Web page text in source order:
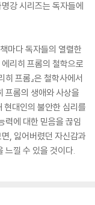
강 시리즈는 독자들에
마다 독자들의 열렬한
리히 프롬의 철학으로
히 프롬』은 철학사에서
프롬의 생애와 사상을
현대인의 불안한 심리를
력에 대한 믿음을 끊임
, 잃어버렸던 자신감과
느낄 수 있을 것이다.